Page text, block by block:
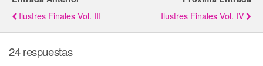
Ilustres Finales Vol. III Ilustres Finales Vol. IV
24 respuestas